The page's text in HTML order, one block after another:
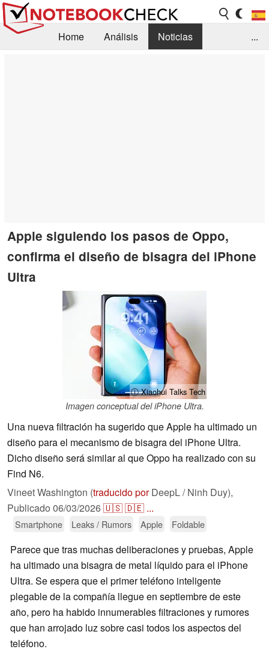
Home Análisis
Noticias
...
Apple siguiendo los pasos de Oppo,
confirma el diseño de bisagra del iPhone
Ultra
ⓘ Xiaohui Talks Tech
Imagen conceptual del iPhone Ultra.
Una nueva filtración ha sugerido que Apple ha ultimado un
diseño para el mecanismo de bisagra del iPhone Ultra.
Dicho diseño será similar al que Oppo ha realizado con su
Find N6.
Vineet Washington (traducido porDeepL / Ninh Duy),
Publicado 06/03/2026🇺🇸🇩🇪 ...
Smartphone Leaks / Rumors Apple Foldable
Parece que tras muchas deliberaciones y pruebas, Apple
ha ultimado una bisagra de metal líquido para el iPhone
Ultra. Se espera que el primer teléfono inteligente
plegable de la compañía llegue en septiembre de este
año, pero ha habido innumerables filtraciones y rumores
que han arrojado luz sobre casi todos los aspectos del
teléfono.